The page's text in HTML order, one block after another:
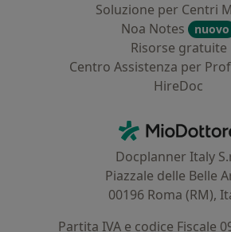
Soluzione per Centri
Noa Notes
nuovo
Risorse gratuite
Centro Assistenza per
HireDoc
MioDottore
Docplanner Italy
Piazzale delle Belle
00196 Roma (RM),
Partita IVA e codice Fiscale